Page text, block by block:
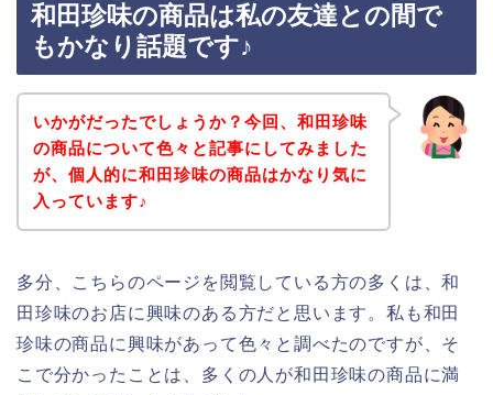
和田珍味の商品は私の友達との間で
もかなり話題です♪
いかがだったでしょうか？今回、和田珍味
の商品について色々と記事にしてみました
が、個人的に和田珍味の商品はかなり気に
入っています♪
多分、こちらのページを閲覧している方の多くは、和
田珍味のお店に興味のある方だと思います。私も和田
珍味の商品に興味があって色々と調べたのですが、そ
こで分かったことは、多くの人が和田珍味の商品に満